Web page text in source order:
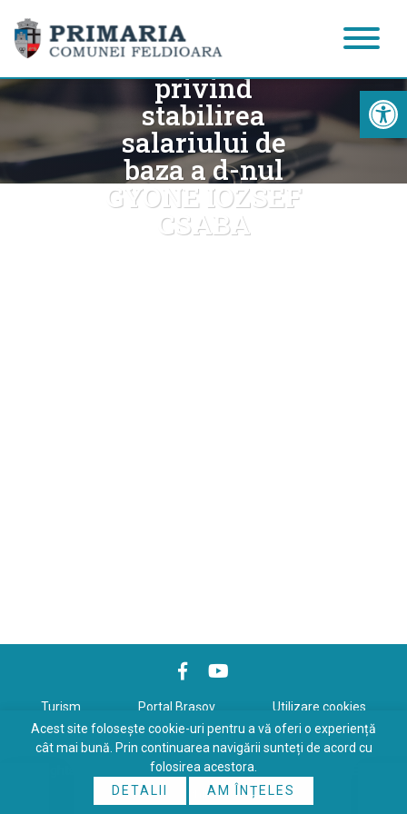
Dispozitia
nr.15/09.01.2023
privind
stabilirea
salariului de
baza a d-nul
GYONE IOZSEF
CSABA
Turism Portal Braşov Utilizare cookies
Politică de confidenţialitate
Copyrights © 2026 All Rights Reserved. Powered by
Online
Acest site folosește cookie-uri pentru a vă oferi o experiență
cât mai bună. Prin continuarea navigării sunteți de acord cu
folosirea acestora.
DETALII
AM ÎNȚELES